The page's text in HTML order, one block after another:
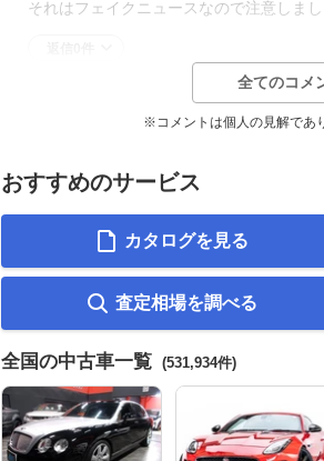
それはフェイクニュースなので注意しまし
全てのコメ
※コメントは個人の見解であ
おすすめのサービス
カタログを見る
査定相場を調べる
全国の中古車一覧 (531,934件)